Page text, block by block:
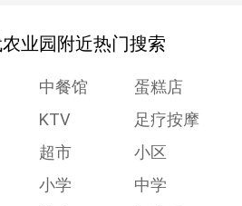
业园附近热门搜索
中餐馆
蛋糕店
KTV
足疗按摩
超市
小区
小学
中学